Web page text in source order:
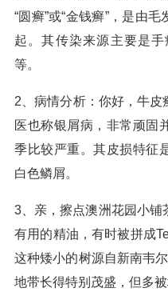
“圆癣”或“金钱癣”，是由
起。其传染来源主要是
等。
2、病情分析：你好，牛
医也称银屑病，非常顽固
季比较严重。其皮损特征
白色鳞屑。
3、亲，擦点澳洲花园小铺
有用的精油，有时被拼成
这种矮小的树源自新南韦
地带长得特别茂盛，但多被